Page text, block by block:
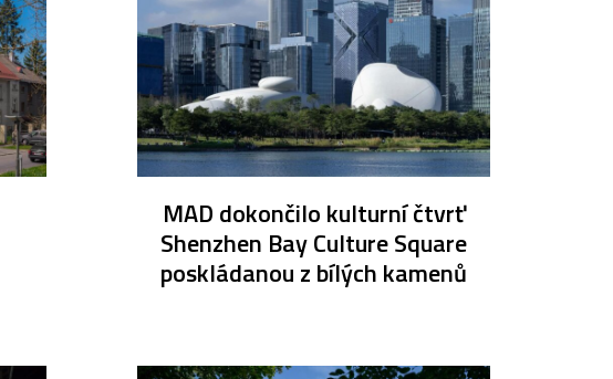
MAD dokončilo kulturní čtvrť
Shenzhen Bay Culture Square
poskládanou z bílých kamenů